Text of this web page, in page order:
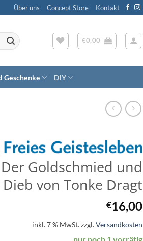
Über uns Concept Store Kontakt
€0,00
Geschenke DIY
Goldschmied und
von Tonke Dragt
€16,00
inkl. 7 % MwSt.zzgl.Versandkosten